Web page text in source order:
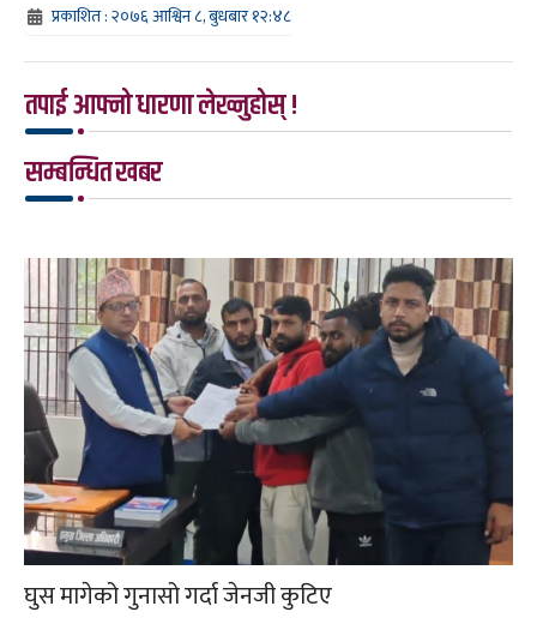
प्रकाशित : २०७६ आश्विन ८, बुधबार १२:४८
तपाई आफ्नो धारणा लेख्नुहोस् !
सम्बन्धित खबर
घुस मागेको गुनासो गर्दा जेनजी कुटिए